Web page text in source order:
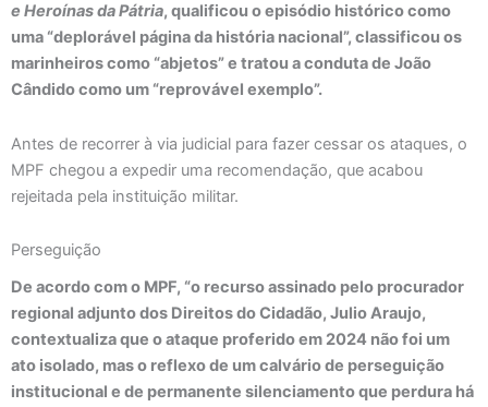
e Heroínas da Pátria, qualificou o episódio histórico como
uma “deplorável página da história nacional”, classificou os
marinheiros como “abjetos” e tratou a conduta de João
Cândido como um “reprovável exemplo”.
Antes de recorrer à via judicial para fazer cessar os ataques, o
MPF chegou a expedir uma recomendação, que acabou
rejeitada pela instituição militar.
Perseguição
De acordo com o MPF, “o recurso assinado pelo procurador
regional adjunto dos Direitos do Cidadão, Julio Araujo,
contextualiza que o ataque proferido em 2024 não foi um
ato isolado, mas o reflexo de um calvário de perseguição
institucional e de permanente silenciamento que perdura há